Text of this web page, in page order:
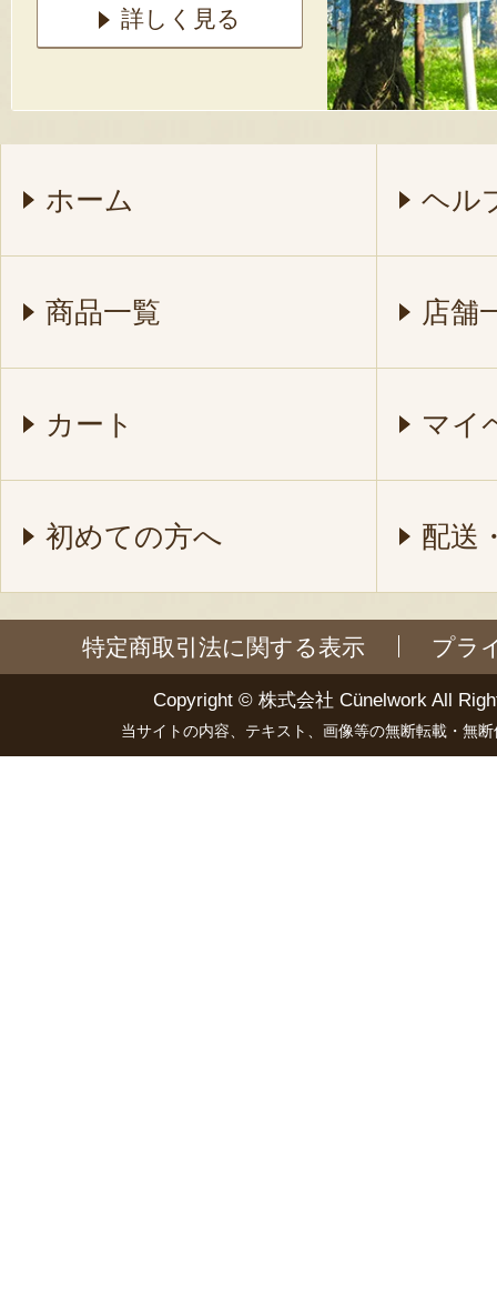
詳しく見る
ホーム ヘル
商品一覧 店舗
カート マイ
初めての方へ 配送
特定商取引法に関する表示 プラ
Copyright © 株式会社 Cünelwork All
当サイトの内容、テキスト、画像等の無断転載・無